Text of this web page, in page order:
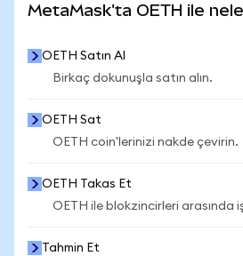
MetaMask'ta OETH ile
OETH Satın Al
Birkaç dokunuşla satın alın.
OETH Sat
OETH coin'lerinizi nakde çevirin.
OETH Takas Et
OETH ile blokzincirleri arasında
Tahmin Et